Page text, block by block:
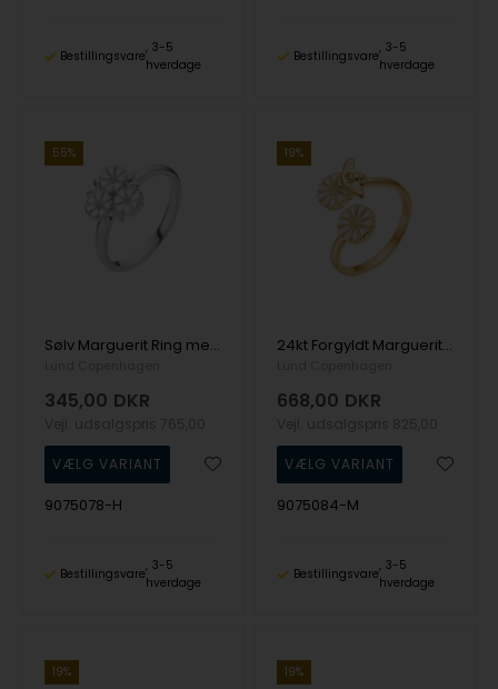
Bestillingsvare
3-5
hverdage
Bestillingsvare
3-5
hverdage
55%
Sølv Marguerit Ring med Blade, 11x11 mm - Lund
345,00 DKR
9075078-H
Bestillingsvare
3-5
hverdage
19%
24kt Forgyldt Marguerit Ring med Bi - Lund
668,00 DKR
9075084-M
Bestillingsvare
3-5
hverdage
19% 19%